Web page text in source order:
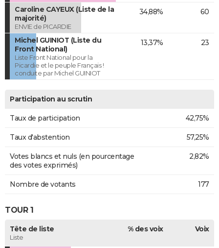
Caroline CAYEUX (Liste de la
majorité)
ENVIE de PICARDIE
34,88% 60
Michel GUINIOT (Liste du
Front National)
Liste Front National pour la
Picardie et le peuple Français !
conduite par Michel GUINIOT
13,37% 23
Participation au scrutin
Taux de participation 42,75%
Taux d'abstention 57,25%
Votes blancs et nuls (en pourcentage
des votes exprimés)
2,82%
Nombre de votants 177
TOUR 1
Tête de liste
Liste
% des voix Voix